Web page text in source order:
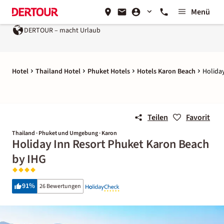
Menü
Urlaub Ein Unternehmen der
Hotel Thailand Hotel Phuket Hotels Hotels Karon Beach
Teilen Favorit
Thailand · Phuket und Umgebung · Karon
Holiday Inn Resort Phuket Karon Beach
by IHG
91% 26 Bewertungen